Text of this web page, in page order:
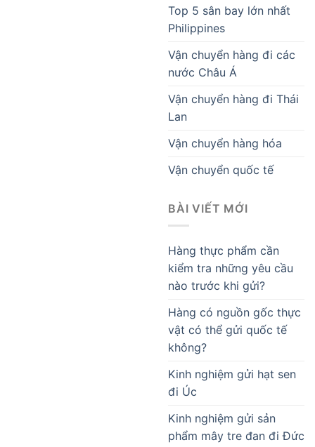
Top 5 sân bay lớn nhất
Philippines
Vận chuyển hàng đi các
nước Châu Á
Vận chuyển hàng đi Thái
Lan
Vận chuyển hàng hóa
Vận chuyển quốc tế
BÀI VIẾT MỚI
Hàng thực phẩm cần
kiểm tra những yêu cầu
nào trước khi gửi?
Hàng có nguồn gốc thực
vật có thể gửi quốc tế
không?
Kinh nghiệm gửi hạt sen
đi Úc
Kinh nghiệm gửi sản
phẩm mây tre đan đi Đức